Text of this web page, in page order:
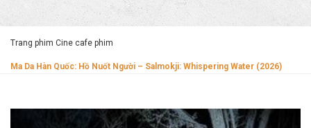
Trang phim Cine cafe phim
Ma Da Hàn Quốc: Hồ Nuốt Người – Salmokji: Whispering Water (2026)